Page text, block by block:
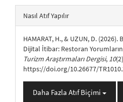
Nasıl Atıf Yapılır
HAMARAT, H., & UZUN, D.
Dijital İtibar: Restoran
Turizm Araştırmaları Dergisi, 10
https://doi.org/10.26677/
Daha Fazla Atıf Biçimi